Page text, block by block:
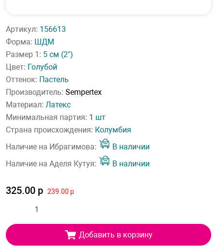
Артикул: 156613
Форма: ШДМ
Размер 1: 5 см (2")
Цвет: Голубой
Оттенок: Пастель
Производитель: Sempertex
Материал: Латекс
Минимальная партия: 1 шт
Страна происхождения: Колумбия
Наличие на Ибрагимова:
В наличии
Наличие на Аделя Кутуя:
В наличии
325.00 р 239.00 р
Добавить в корзину